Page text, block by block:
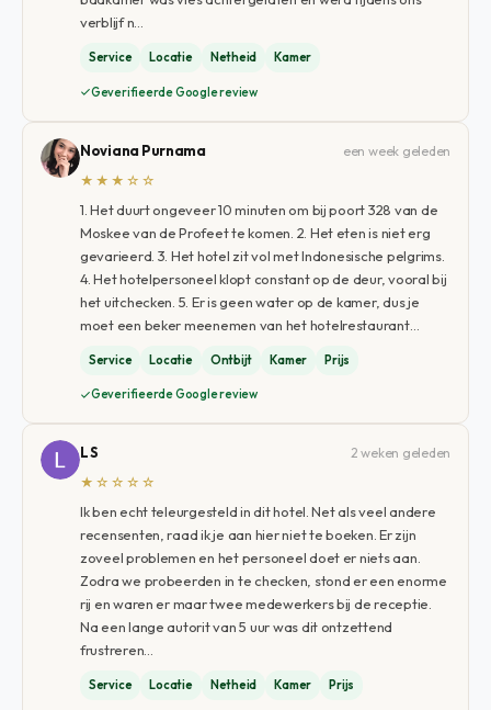
verblijf n…
Service Locatie Netheid Kamer
Geverifieerde Google review
Noviana Purnama
een week geleden
★★★☆☆
1. Het duurt ongeveer 10 minuten om bij poort 328 van de
Moskee van de Profeet te komen. 2. Het eten is niet erg
gevarieerd. 3. Het hotel zit vol met Indonesische pelgrims.
4. Het hotelpersoneel klopt constant op de deur, vooral bij
het uitchecken. 5. Er is geen water op de kamer, dus je
moet een beker meenemen van het hotelrestaurant…
Service Locatie Ontbijt Kamer Prijs
Geverifieerde Google review
L S
2 weken geleden
★☆☆☆☆
Ik ben echt teleurgesteld in dit hotel. Net als veel andere
recensenten, raad ik je aan hier niet te boeken. Er zijn
zoveel problemen en het personeel doet er niets aan.
Zodra we probeerden in te checken, stond er een enorme
rij en waren er maar twee medewerkers bij de receptie.
Na een lange autorit van 5 uur was dit ontzettend
frustreren…
Service Locatie Netheid Kamer Prijs